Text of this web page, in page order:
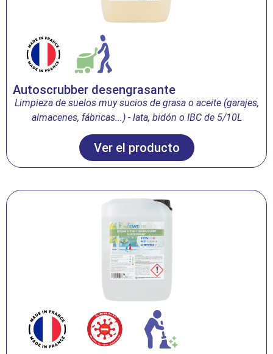
Autoscrubber desengrasante
Limpieza de suelos muy sucios de grasa o aceite (garajes,
almacenes, fábricas...) - lata, bidón o IBC de 5/10L
Ver el producto